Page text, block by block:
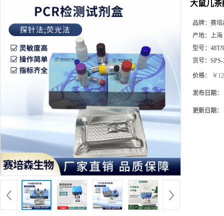
大鼠儿茶
品牌： 赛培
产地： 上海
型号： 48T/
货号：
价格： ￥
发布日期：
更新日期：